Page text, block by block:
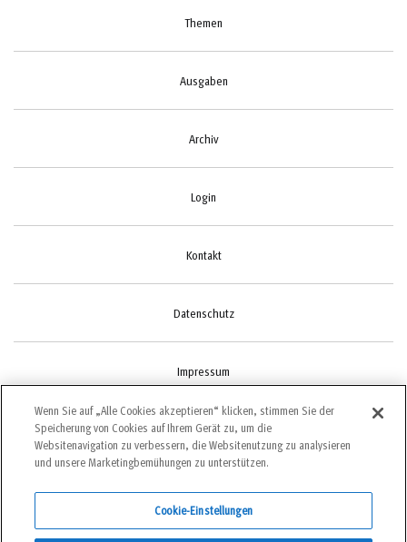
Themen
Ausgaben
Archiv
Login
Kontakt
Datenschutz
Impressum
Cookie-Einstellungen
Wenn Sie auf „Alle Cookies akzeptieren“ klicken, stimmen Sie der
Speicherung von Cookies auf Ihrem Gerät zu, um die
Websitenavigation zu verbessern, die Websitenutzung zu analysieren
und unsere Marketingbemühungen zu unterstützen.
Cookie-Einstellungen